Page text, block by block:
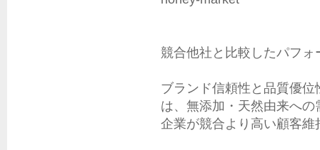
競合他社と比較したパフォ
ブランド信頼性と品質優
は、無添加・天然由来へ
企業が競合より高い顧客